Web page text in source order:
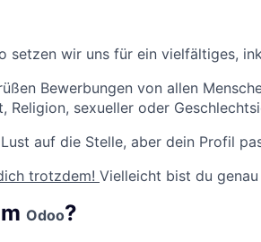
setzen wir uns für ein vielfältiges,
Bewerbungen von allen
Religion, sexueller oder
auf die Stelle, aber dein Profil
trotzdem! Vielleicht bist du
Odoo?